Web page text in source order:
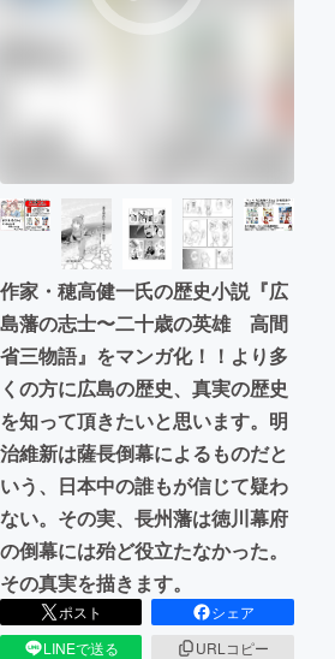
まちづくり・地域活性化
作家・穂高健一氏の歴史小説『広
島藩の志士〜二十歳の英雄 高間
省三物語』をマンガ化！！より多
くの方に広島の歴史、真実の歴史
を知って頂きたいと思います。明
治維新は薩長倒幕によるものだと
いう、日本中の誰もが信じて疑わ
ない。その実、長州藩は徳川幕府
の倒幕には殆ど役立たなかった。
その真実を描きます。
ポスト
シェア
LINEで送る
URLコピー